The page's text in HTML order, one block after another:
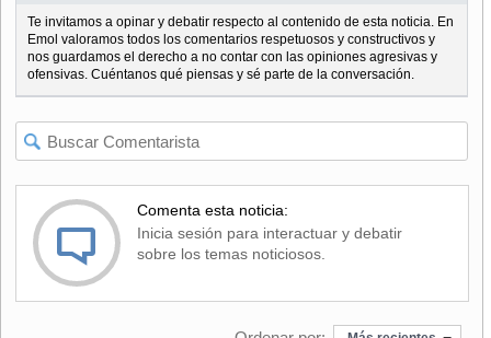
Te invitamos a opinar y debatir respecto al contenido de esta noticia. En
Emol valoramos todos los comentarios respetuosos y constructivos y
nos guardamos el derecho a no contar con las opiniones agresivas y
ofensivas. Cuéntanos qué piensas y sé parte de la conversación.
Comenta esta noticia:
Inicia sesión para interactuar y debatir
sobre los temas noticiosos.